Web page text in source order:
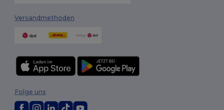
Versandmethoden
Folge uns